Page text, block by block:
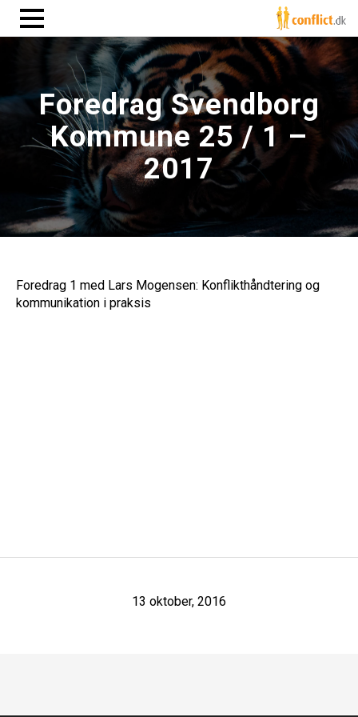
Foredrag Svendborg
Kommune 25 / 1 –
2017
Foredrag 1 med Lars Mogensen: Konflikthåndtering og
kommunikation i praksis
13 oktober, 2016